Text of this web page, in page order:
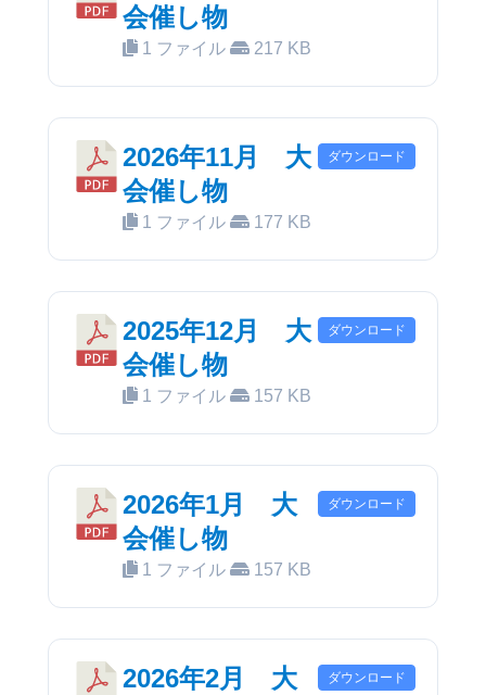
会催し物
1 ファイル 217 KB
2026年11月 大
会催し物
1 ファイル 177 KB
ダウンロード
2025年12月 大
会催し物
1 ファイル 157 KB
ダウンロード
2026年1月 大
会催し物
1 ファイル 157 KB
ダウンロード
2026年2月 大
ダウンロード